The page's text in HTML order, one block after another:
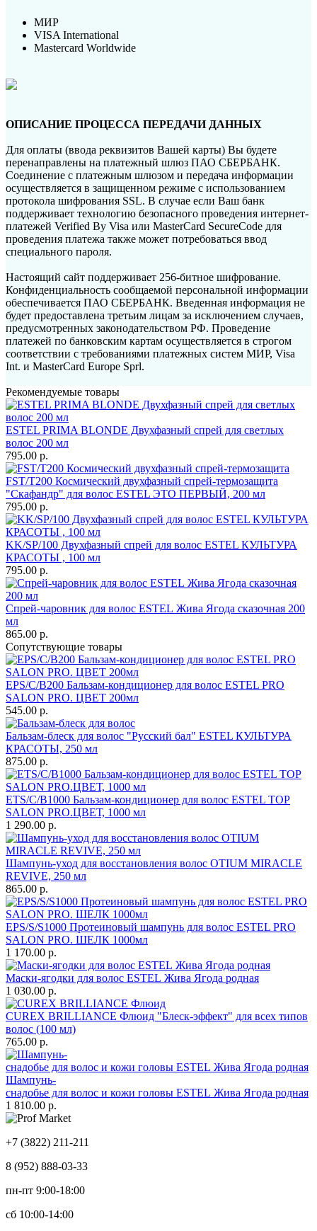
МИР
VISA International
Mastercard Worldwide
ОПИСАНИЕ ПРОЦЕССА ПЕРЕДАЧИ ДАННЫХ
Для оплаты (ввода реквизитов Вашей карты) Вы будете
перенаправлены на платежный шлюз ПАО СБЕРБАНК.
Соединение с платежным шлюзом и передача информации
осуществляется в защищенном режиме с использованием
протокола шифрования SSL. В случае если Ваш банк
поддерживает технологию безопасного проведения интернет-
платежей Verified By Visa или MasterCard SecureCode для
проведения платежа также может потребоваться ввод
специального пароля.
Настоящий сайт поддерживает 256-битное шифрование.
Конфиденциальность сообщаемой персональной информации
обеспечивается ПАО СБЕРБАНК. Введенная информация не
будет предоставлена третьим лицам за исключением случаев,
предусмотренных законодательством РФ. Проведение
платежей по банковским картам осуществляется в строгом
соответствии с требованиями платежных систем МИР, Visa
Int. и MasterCard Europe Sprl.
Рекомендуемые товары
ESTEL PRIMA BLONDE Двухфазный спрей для светлых
волос 200 мл
795.00 р.
FST/T200 Космический двухфазный спрей-термозащита
"Скафандр" для волос ESTEL ЭТО ПЕРВЫЙ, 200 мл
795.00 р.
KK/SP/100 Двухфазный спрей для волос ESTEL КУЛЬТУРА
КРАСОТЫ , 100 мл
795.00 р.
Спрей-чаровник для волос ESTEL Жива Ягода сказочная 200
мл
865.00 р.
Сопутствующие товары
EPS/C/B200 Бальзам-кондиционер для волос ESTEL PRO
SALON PRO. ЦВЕТ 200мл
545.00 р.
Бальзам-блеск для волос "Русский бал" ESTEL КУЛЬТУРА
КРАСОТЫ, 250 мл
875.00 р.
ETS/C/B1000 Бальзам-кондиционер для волос ESTEL TOP
SALON PRO.ЦВЕТ, 1000 мл
1 290.00 р.
Шампунь-уход для восстановления волос OTIUM MIRACLE
REVIVE, 250 мл
865.00 р.
EPS/S/S1000 Протеиновый шампунь для волос ESTEL PRO
SALON PRO. ШЕЛК 1000мл
1 170.00 р.
Маски-ягодки для волос ESTEL Жива Ягода родная
1 030.00 р.
CUREX BRILLIANCE Флюид "Блеск-эффект" для всех типов
волос (100 мл)
765.00 р.
Шампунь-
снадобье для волос и кожи головы ESTEL Жива Ягода родная
1 810.00 р.
+7 (3822) 211-211
8 (952) 888-03-33
пн-пт 9:00-18:00
сб 10:00-14:00